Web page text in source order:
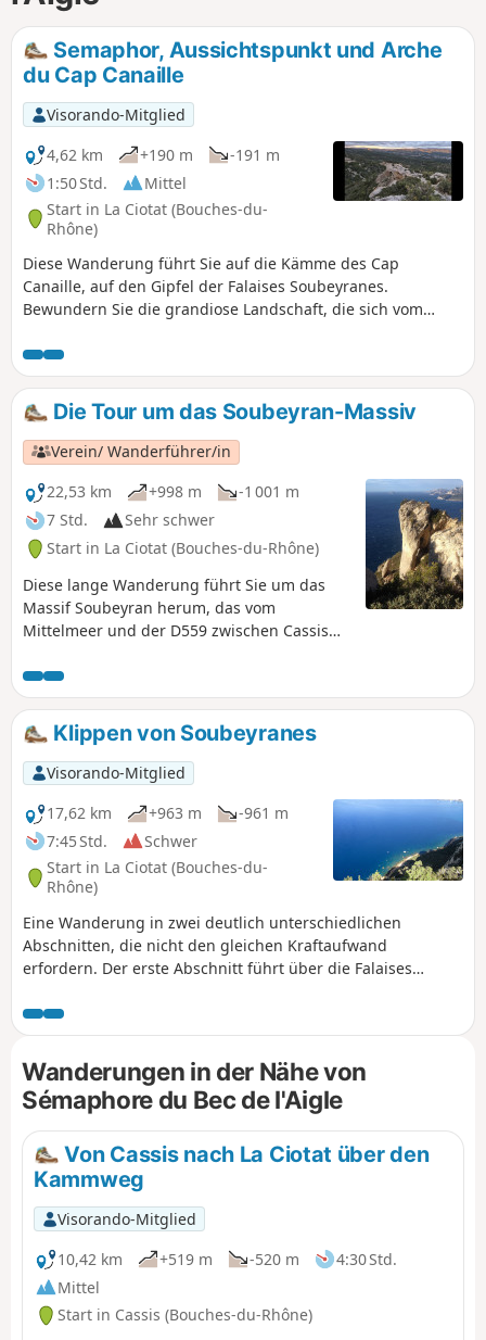
Semaphor, Aussichtspunkt und Arche
du Cap Canaille
Visorando-Mitglied
4,62 km
+190 m
-191 m
1:50 Std.
Mittel
Start in La Ciotat (Bouches-du-
Rhône)
Diese Wanderung führt Sie auf die Kämme des Cap
Canaille, auf den Gipfel der Falaises Soubeyranes.
Bewundern Sie die grandiose Landschaft, die sich vom
Osten erstreckt, und die schönen Aussichtspunkte auf die
Calanques und La Ciotat. GPS wird dringend empfohlen.
Die Tour um das Soubeyran-Massiv
Verein/ Wanderführer/in
22,53 km
+998 m
-1 001 m
7 Std.
Sehr schwer
Start in La Ciotat (Bouches-du-Rhône)
Diese lange Wanderung führt Sie um das
Massif Soubeyran herum, das vom
Mittelmeer und der D559 zwischen Cassis
der Strecke folgen Sie der Bergkette
zwischen Pas de Bellefille und La Ciotat.
Dieser Abschnitt bietet Ihnen auf seiner
gesamten Länge atemberaubende Ausblicke
über den Bogen Toulon-Marseille. Sie
beenden die Tour mit einer Erkundung der
Täler oberhalb von La Ciotat. GPS-Gerät
dringend empfohlen!
Klippen von Soubeyranes
Visorando-Mitglied
17,62 km
+963 m
-961 m
7:45 Std.
Schwer
Start in La Ciotat (Bouches-du-
Rhône)
Eine Wanderung in zwei deutlich unterschiedlichen
Abschnitten, die nicht den gleichen Kraftaufwand
erfordern. Der erste Abschnitt führt über die Falaises
gibt zahlreiche außergewöhnliche Aussichtspunkte, die
jedoch nicht gesichert sind und daher Vorsicht erfordern.
Der zweite Teil führt über die Grande Tête, die Dent du
Loup und den Bau Rous, in einer wilderen Umgebung, die
weitaus weniger frequentiert ist. Ein langer, nicht
markierter Abschnitt auf wenig begangenen Pfaden
erfordert Aufmerksamkeit, um die verschiedenen,
manchmal kniffligen Richtungswechsel nicht zu verpassen.
Man genießt jedoch wunderschöne Ausblicke auf die Bucht
von La Ciotat und ihren symbolträchtigen Felsen, den
Wanderungen in der Nähe von
Sémaphore du Bec de l'Aigle
Von Cassis nach La Ciotat über den
Kammweg
Visorando-Mitglied
10,42 km
+519 m -520 m
4:30 Std.
Mittel
Start in Cassis (Bouches-du-Rhône)